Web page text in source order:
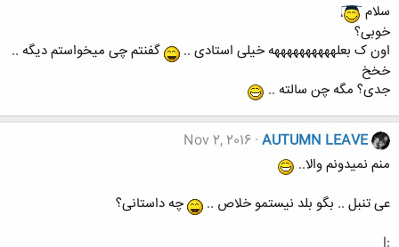
سلام
خوبی؟
اون ک بعلههههههههههه خیلی استادی ..
گفنتم چی میخواستم دیگه ..
خخخ
جدی؟ مگه چن سالته ..
AUTUMN LEAVE
Nov 2, 2016
منم نمیدونم والا..
عی تنبل .. بگو بلد نیستمو خلاص ..
چه داستانی؟